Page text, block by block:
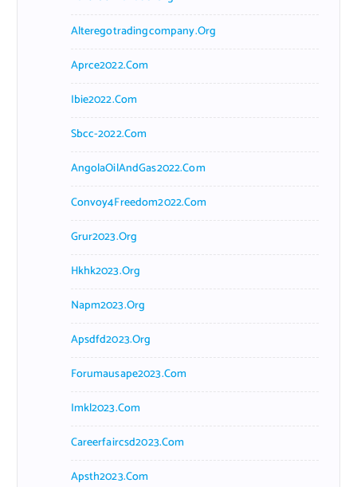
Alteregotradingcompany.org
Aprce2022.com
Ibie2022.com
Sbcc-2022.com
AngolaOilAndGas2022.com
Convoy4Freedom2022.com
Grur2023.org
Hkhk2023.org
Napm2023.org
Apsdfd2023.org
Forumausape2023.com
Imkl2023.com
Careerfaircsd2023.com
Apsth2023.com